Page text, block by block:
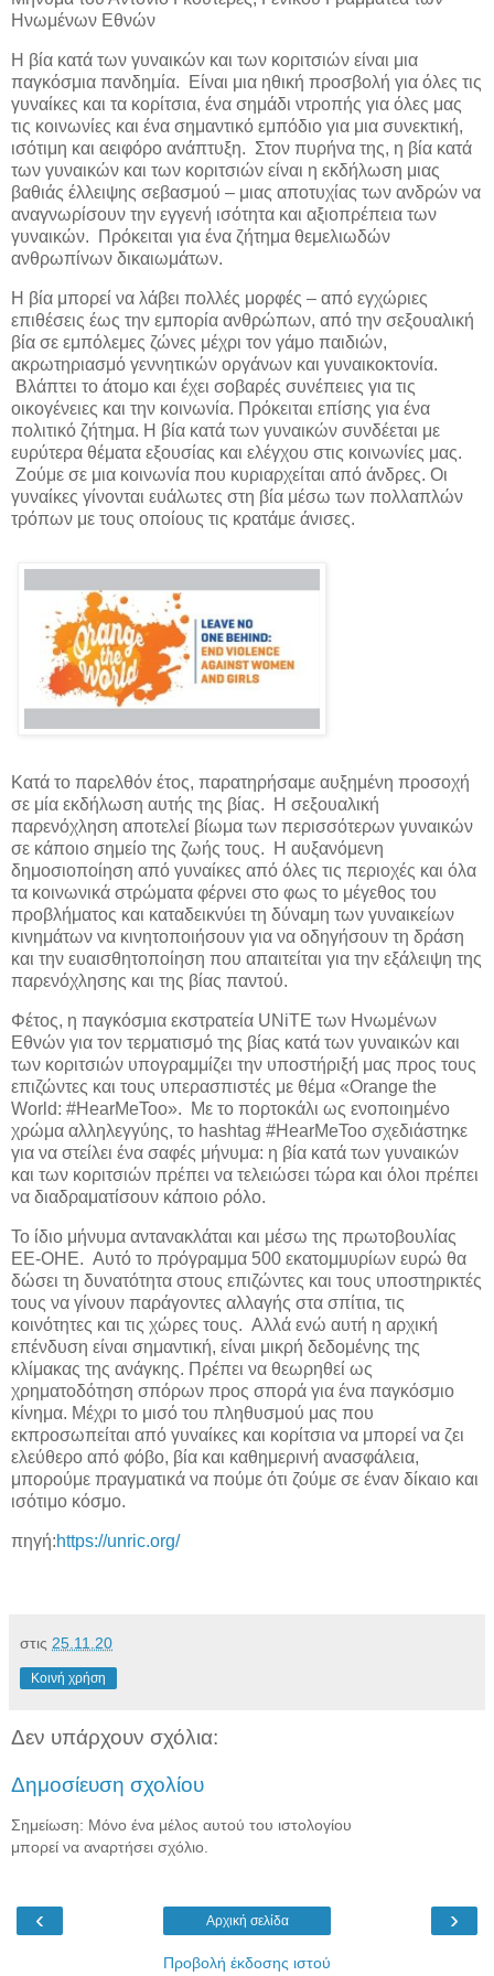
Ηνωμένων Εθνών
Η βία κατά των γυναικών και των κοριτσιών είναι μια
παγκόσμια πανδημία. Είναι μια ηθική προσβολή για όλες τις
γυναίκες και τα κορίτσια, ένα σημάδι ντροπής για όλες μας
τις κοινωνίες και ένα σημαντικό εμπόδιο για μια συνεκτική,
ισότιμη και αειφόρο ανάπτυξη. Στον πυρήνα της, η βία κατά
των γυναικών και των κοριτσιών είναι η εκδήλωση μιας
βαθιάς έλλειψης σεβασμού – μιας αποτυχίας των ανδρών να
αναγνωρίσουν την εγγενή ισότητα και αξιοπρέπεια των
γυναικών. Πρόκειται για ένα ζήτημα θεμελιωδών
ανθρωπίνων δικαιωμάτων.
Η βία μπορεί να λάβει πολλές μορφές – από εγχώριες
επιθέσεις έως την εμπορία ανθρώπων, από την σεξουαλική
βία σε εμπόλεμες ζώνες μέχρι τον γάμο παιδιών,
ακρωτηριασμό γεννητικών οργάνων και γυναικοκτονία.
Βλάπτει το άτομο και έχει σοβαρές συνέπειες για τις
οικογένειες και την κοινωνία. Πρόκειται επίσης για ένα
πολιτικό ζήτημα. Η βία κατά των γυναικών συνδέεται με
ευρύτερα θέματα εξουσίας και ελέγχου στις κοινωνίες μας.
Ζούμε σε μια κοινωνία που κυριαρχείται από άνδρες. Οι
γυναίκες γίνονται ευάλωτες στη βία μέσω των πολλαπλών
τρόπων με τους οποίους τις κρατάμε άνισες.
Κατά το παρελθόν έτος, παρατηρήσαμε αυξημένη προσοχή
σε μία εκδήλωση αυτής της βίας. Η σεξουαλική
παρενόχληση αποτελεί βίωμα των περισσότερων γυναικών
σε κάποιο σημείο της ζωής τους. Η αυξανόμενη
δημοσιοποίηση από γυναίκες από όλες τις περιοχές και όλα
τα κοινωνικά στρώματα φέρνει στο φως το μέγεθος του
προβλήματος και καταδεικνύει τη δύναμη των γυναικείων
κινημάτων να κινητοποιήσουν για να οδηγήσουν τη δράση
και την ευαισθητοποίηση που απαιτείται για την εξάλειψη της
παρενόχλησης και της βίας παντού.
Φέτος, η παγκόσμια εκστρατεία UNiTE των Ηνωμένων
Εθνών για τον τερματισμό της βίας κατά των γυναικών και
των κοριτσιών υπογραμμίζει την υποστήριξή μας προς τους
επιζώντες και τους υπερασπιστές με θέμα «Orange the
World: #HearMeToo». Με το πορτοκάλι ως ενοποιημένο
χρώμα αλληλεγγύης, το hashtag #HearMeToo σχεδιάστηκε
για να στείλει ένα σαφές μήνυμα: η βία κατά των γυναικών
και των κοριτσιών πρέπει να τελειώσει τώρα και όλοι πρέπει
να διαδραματίσουν κάποιο ρόλο.
Το ίδιο μήνυμα αντανακλάται και μέσω της πρωτοβουλίας
ΕΕ-ΟΗΕ. Αυτό το πρόγραμμα 500 εκατομμυρίων ευρώ θα
δώσει τη δυνατότητα στους επιζώντες και τους υποστηρικτές
τους να γίνουν παράγοντες αλλαγής στα σπίτια, τις
κοινότητες και τις χώρες τους. Αλλά ενώ αυτή η αρχική
επένδυση είναι σημαντική, είναι μικρή δεδομένης της
κλίμακας της ανάγκης. Πρέπει να θεωρηθεί ως
χρηματοδότηση σπόρων προς σπορά για ένα παγκόσμιο
κίνημα. Μέχρι το μισό του πληθυσμού μας που
εκπροσωπείται από γυναίκες και κορίτσια να μπορεί να ζει
ελεύθερο από φόβο, βία και καθημερινή ανασφάλεια,
μπορούμε πραγματικά να πούμε ότι ζούμε σε έναν δίκαιο και
ισότιμο κόσμο.
πηγή:https://unric.org/
στις 25.11.20
Κοινή χρήση
Δεν υπάρχουν σχόλια:
Δημοσίευση σχολίου
Σημείωση: Μόνο ένα μέλος αυτού του ιστολογίου
μπορεί να αναρτήσει σχόλιο.
‹ ›
Αρχική σελίδα
Προβολή έκδοσης ιστού